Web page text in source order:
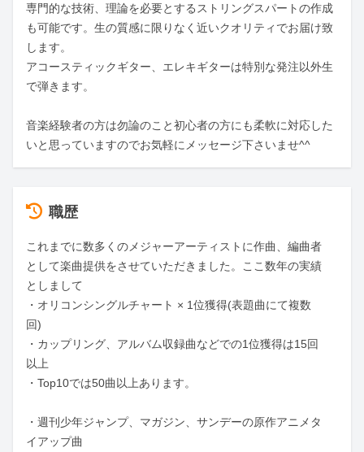
専門的な技術、理論を必要とするストリングスパートの作成
も可能です。生の質感に限りなく近いクオリティでお届け致
します。
アコースティックギター、エレキギターは特別な発注以外生
で弾きます。
音楽経験者の方は勿論のこと初心者の方にも柔軟に対応した
いと思っていますのでお気軽にメッセージ下さいませ^^
職歴
これまでに数多くのメジャーアーティストに作曲、編曲者
として楽曲提供をさせていただきました。ここ数年の実績
としまして
・オリコンシングルチャート × 1位獲得(表題曲にて複数
回)
・カップリング、アルバム収録曲などでの1位獲得は15回
以上
・Top10では50曲以上あります。
・週刊少年ジャンプ、マガジン、サンデーの原作アニメタ
イアップ曲